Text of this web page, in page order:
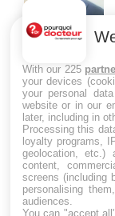
With our 225
your devices
your personal
website or in our
later, including in
Processing this
loyalty programs,
geolocation, etc.)
content,
screens (including
personalising
audiences.
You can "accept